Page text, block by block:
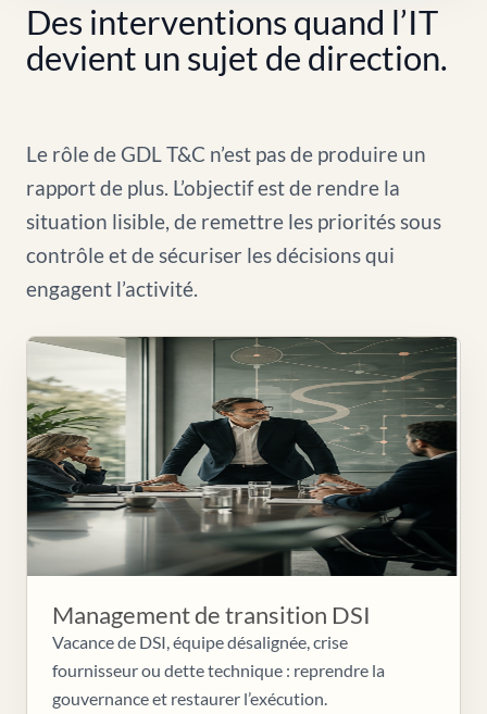
Des interventions quand l’IT
devient un sujet de direction.
Le rôle de GDL T&C n’est pas de produire un
rapport de plus. L’objectif est de rendre la
situation lisible, de remettre les priorités sous
contrôle et de sécuriser les décisions qui
engagent l’activité.
Management de transition DSI
Vacance de DSI, équipe désalignée, crise
fournisseur ou dette technique : reprendre la
gouvernance et restaurer l’exécution.